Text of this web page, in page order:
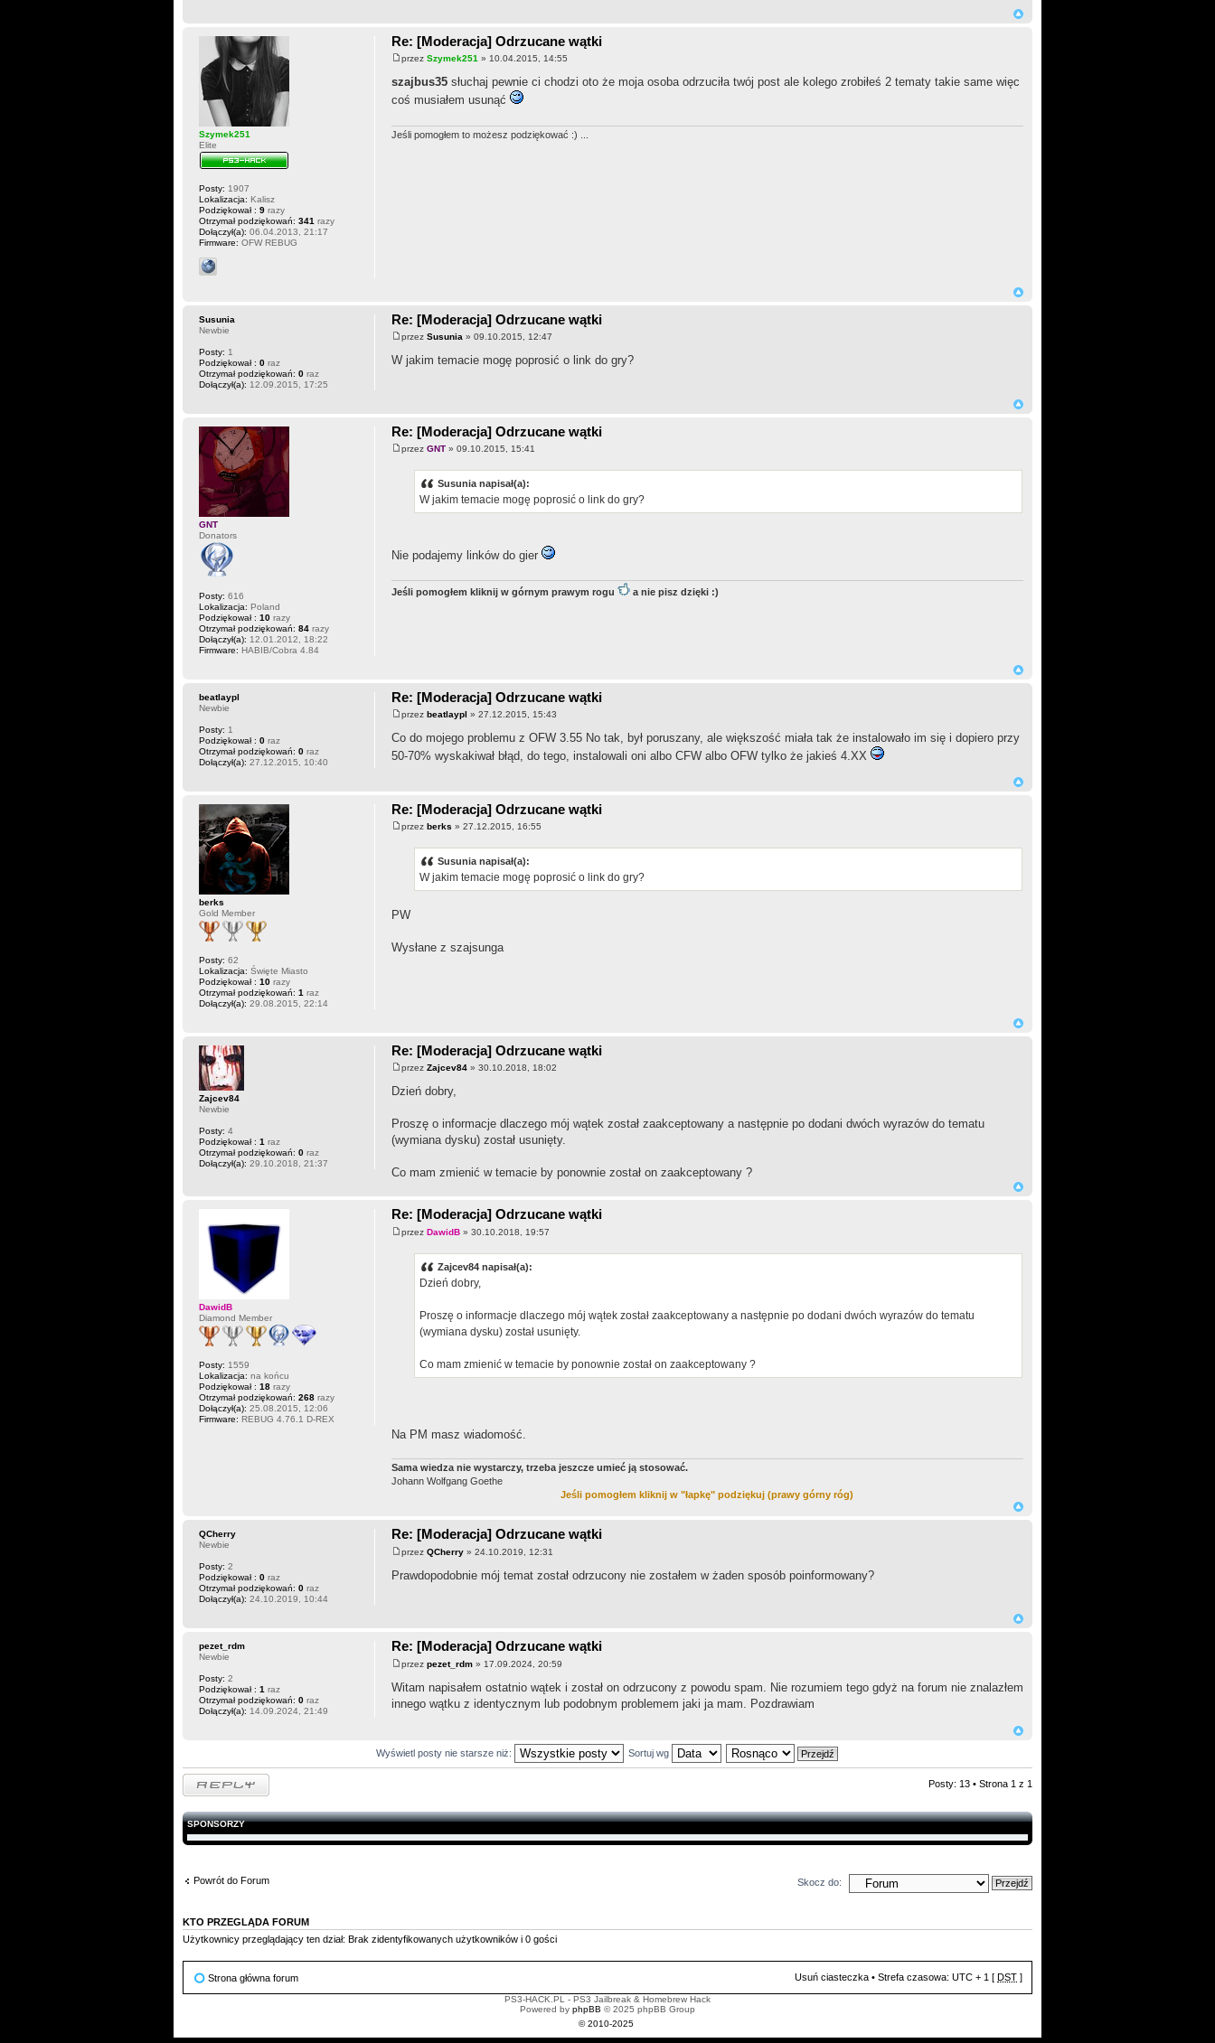
Re: [Moderacja] Odrzucane wątki
przez Szymek251 » 10.04.2015, 14:55
szajbus35słuchaj pewnie ci chodzi oto że moja osoba odrzuciła twój post ale kolego zrobiłeś 2 tematy takie same więc
coś musiałem usunąć
Jeśli pomogłem to możesz podziękować :) ...
Szymek251
Elite
Posty: 1907
Lokalizacja: Kalisz
Podziękował : 9 razy
Otrzymał podziękowań: 341 razy
Dołączył(a): 06.04.2013, 21:17
Firmware: OFW REBUG
Re: [Moderacja] Odrzucane wątki
przez Susunia » 09.10.2015, 12:47
W jakim temacie mogę poprosić o link do gry?
Susunia
Newbie
Posty: 1
Podziękował : 0 raz
Otrzymał podziękowań: 0 raz
Dołączył(a): 12.09.2015, 17:25
Re: [Moderacja] Odrzucane wątki
przez GNT» 09.10.2015, 15:41
Susunia napisał(a):
W jakim temacie mogę poprosić o link do gry?
Nie podajemy linków do gier
Jeśli pomogłem kliknij w górnym prawym rogu a nie pisz dzięki :)
GNT
Donators
Posty: 616
Lokalizacja: Poland
Podziękował : 10 razy
Otrzymał podziękowań: 84 razy
Dołączył(a): 12.01.2012, 18:22
Firmware: HABIB/Cobra 4.84
Re: [Moderacja] Odrzucane wątki
przez beatlaypl » 27.12.2015, 15:43
Co do mojego problemu z OFW 3.55 No tak, był poruszany, ale większość miała tak że instalowało im się i dopiero przy
50-70% wyskakiwał błąd, do tego, instalowali oni albo CFW albo OFW tylko że jakieś 4.XX
beatlaypl
Newbie
Posty: 1
Podziękował : 0 raz
Otrzymał podziękowań: 0 raz
Dołączył(a): 27.12.2015, 10:40
Re: [Moderacja] Odrzucane wątki
przez berks » 27.12.2015, 16:55
Susunia napisał(a):
W jakim temacie mogę poprosić o link do gry?
PW
Wysłane z szajsunga
berks
Gold Member
Posty: 62
Lokalizacja: Święte Miasto
Podziękował : 10 razy
Otrzymał podziękowań: 1 raz
Dołączył(a): 29.08.2015, 22:14
Re: [Moderacja] Odrzucane wątki
przez Zajcev84» 30.10.2018, 18:02
Dzień dobry,
Proszę o informacje dlaczego mój wątek został zaakceptowany a następnie po dodani dwóch wyrazów do tematu
(wymiana dysku) został usunięty.
Co mam zmienić w temacie by ponownie został on zaakceptowany ?
Zajcev84
Newbie
Posty: 4
Podziękował : 1 raz
Otrzymał podziękowań: 0 raz
Dołączył(a): 29.10.2018, 21:37
Re: [Moderacja] Odrzucane wątki
przez DawidB» 30.10.2018, 19:57
Zajcev84 napisał(a):
Dzień dobry,
Proszę o informacje dlaczego mój wątek został zaakceptowany a następnie po dodani dwóch wyrazów do tematu
(wymiana dysku) został usunięty.
Co mam zmienić w temacie by ponownie został on zaakceptowany ?
Na PM masz wiadomość.
Sa­ma wie­dza nie wys­tar­czy, trze­ba jeszcze umieć ją stosować.
Johann Wolfgang Goethe
Jeśli pomogłem kliknij w "łapkę" podziękuj (prawy górny róg)
DawidB
Diamond Member
Posty: 1559
Lokalizacja: na końcu
Podziękował : 18 razy
Otrzymał podziękowań: 268 razy
Dołączył(a): 25.08.2015, 12:06
Firmware: REBUG 4.76.1 D-REX
Re: [Moderacja] Odrzucane wątki
przez QCherry» 24.10.2019, 12:31
Prawdopodobnie mój temat został odrzucony nie zostałem w żaden sposób poinformowany?
QCherry
Newbie
Posty: 2
Podziękował : 0 raz
Otrzymał podziękowań: 0 raz
Dołączył(a): 24.10.2019, 10:44
Re: [Moderacja] Odrzucane wątki
przez pezet_rdm» 17.09.2024, 20:59
Witam napisałem ostatnio wątek i został on odrzucony z powodu spam. Nie rozumiem tego gdyż na forum nie znalazłem
innego wątku z identycznym lub podobnym problemem jaki ja mam. Pozdrawiam
pezet_rdm
Newbie
Posty: 2
Podziękował : 1 raz
Otrzymał podziękowań: 0 raz
Dołączył(a): 14.09.2024, 21:49
Wyświetl posty nie starsze niż: Sortuj wg
Odpowiedz Posty: 13 • Strona 1 z 1
SPONSORZY
Powrót do Forum Skocz do:
KTO PRZEGLĄDA FORUM
Użytkownicy przeglądający ten dział: Brak zidentyfikowanych użytkowników i 0 gości
Strona główna forum Usuń ciasteczka • Strefa czasowa: UTC + 1 [ DST ]
PS3-HACK.PL - PS3 Jailbreak & Homebrew Hack
Powered by phpBB © 2025 phpBB Group
© 2010-2025